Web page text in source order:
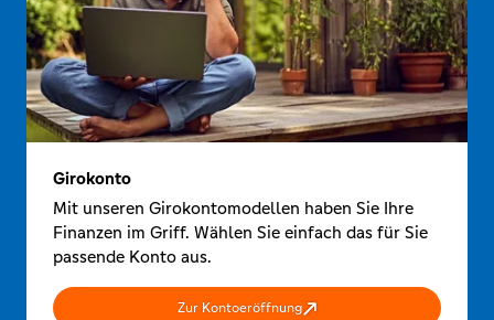
Girokonto
Mit unseren Girokontomodellen haben Sie Ihre
Finanzen im Griff. Wählen Sie einfach das für Sie
passende Konto aus.
Zur Kontoeröffnung